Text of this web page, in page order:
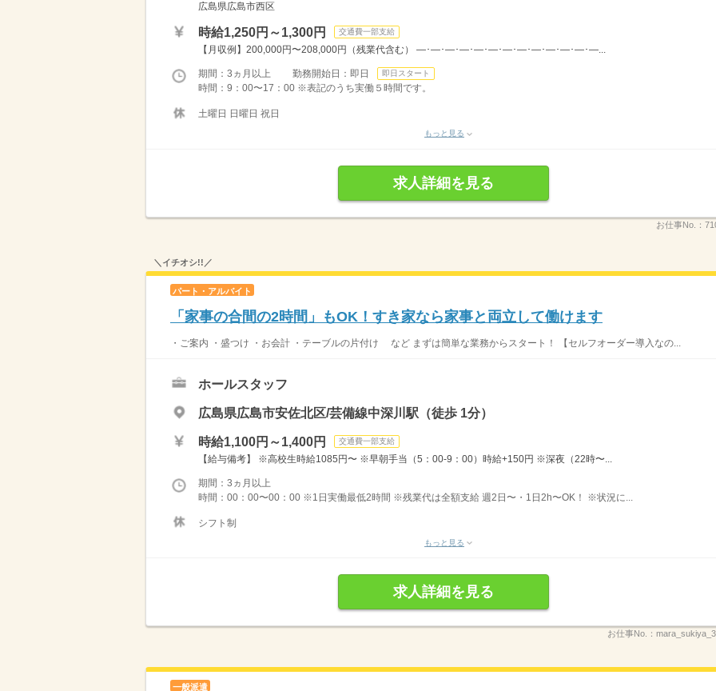
広島県広島市西区
時給1,250円～1,300円 交通費一部支給
【月収例】200,000円〜208,000円（残業代含む） ―･―･―･―･―･―･―･―･―･―･―･―･―...
期間：3ヵ月以上 勤務開始日：即日 即日スタート
時間：9：00〜17：00 ※表記のうち実働５時間です。
土曜日 日曜日 祝日
もっと見る
求人詳細を見る
お仕事No.：
＼イチオシ!!／
パート・アルバイト
「家事の合間の2時間」もOK！すき家なら家事と両立して働けます
・ご案内 ・盛つけ ・お会計 ・テーブルの片付け など まずは簡単な業務からスタート！ 【セルフオーダー導入なの...
ホールスタッフ
広島県広島市安佐北区/芸備線中深川駅（徒歩 1分）
時給1,100円～1,400円 交通費一部支給
【給与備考】 ※高校生時給1085円〜 ※早朝手当（5：00-9：00）時給+150円 ※深夜（22時〜...
期間：3ヵ月以上
時間：00：00〜00：00 ※1日実働最低2時間 ※残業代は全額支給 週2日〜・1日2h〜OK！ ※状況に...
シフト制
もっと見る
求人詳細を見る
お仕事No.：
一般派遣